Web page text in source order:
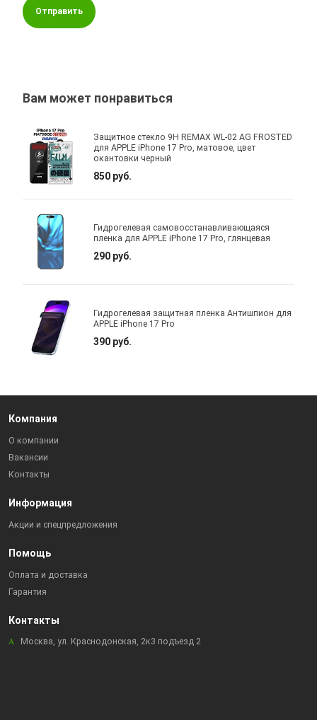
Отправить
Вам может понравиться
Защитное стекло 9H REMAX WL-02 AG FROSTED
для APPLE iPhone 17 Pro, матовое, цвет
окантовки черный
850 руб.
Гидрогелевая самовосстанавливающаяся
пленка для APPLE iPhone 17 Pro, глянцевая
290 руб.
Гидрогелевая защитная пленка Антишпион для
APPLE iPhone 17 Pro
390 руб.
Компания
О компании
Вакансии
Контакты
Информация
Акции и спецпредложения
Помощь
Оплата и доставка
Гарантия
Контакты
Москва, ул. Краснодонская, 2к3 подъезд 2